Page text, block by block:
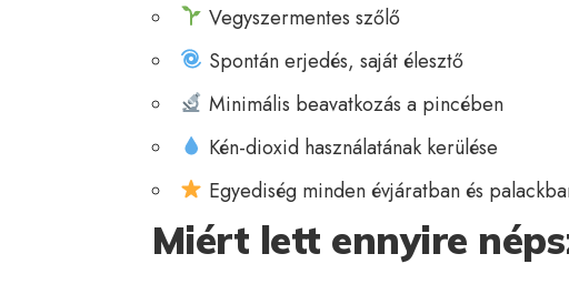
Vegyszermentes szőlő
Spontán erjedés, saját élesztő
Minimális beavatkozás a pincében
Kén-dioxid használatának kerülése
Egyediség minden évjáratban és
Miért lett ennyire